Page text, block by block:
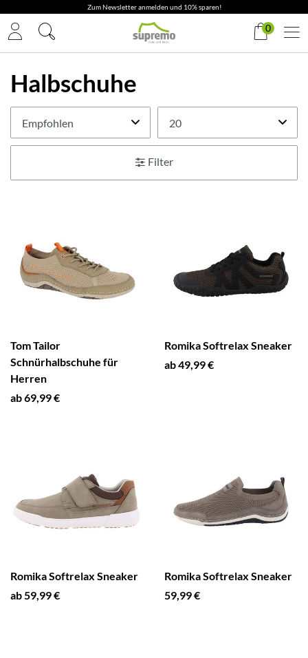
0
Halbschuhe
Filter
Tom Tailor
Schnürhalbschuhe für
Herren
ab 69,99 €
Romika Softrelax Sneaker
ab 49,99 €
Romika Softrelax Sneaker
ab 59,99 €
Romika Softrelax Sneaker
59,99 €